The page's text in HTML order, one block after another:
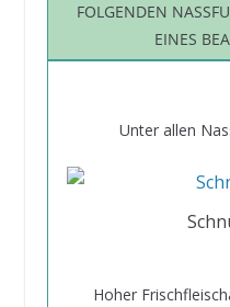
FOLGENDEN
EINES
Unter allen
Hoher